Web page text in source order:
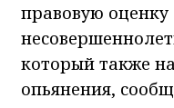
правовую оценку
который также
опьянения,